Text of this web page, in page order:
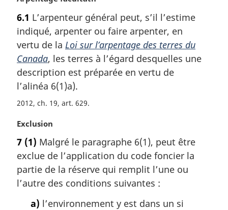
t
e
m
a
r
g
i
n
l
:
6.1 L’arpenteur général peut, s’il l’estime
indiqué, arpenter ou faire arpenter, en
vertu de la Loi sur l’arpentage des terres du
Canada, les terres à l’égard desquelles une
description est préparée en vertu de
l’alinéa 6(1)a).
2012, ch. 19, art. 629
N
t
e
m
a
Exclusion
7 (1) Malgré le paragraphe 6(1), peut être
exclue de l’application du code foncier la
partie de la réserve qui remplit l’une ou
l’autre des conditions suivantes :
a) l’environnement y est dans un si